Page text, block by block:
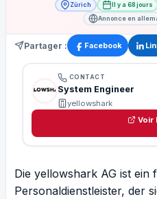
Zürich Il y a 68 jours
Annonce en
Partager : Facebook
CONTACT
System Engineer
yellowshark
Voir
Die yellowshark AG ist
Personaldienstleister, der